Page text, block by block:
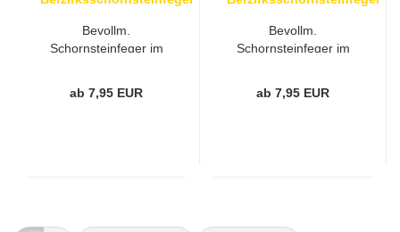
Bevollm.
Schornsteinfeger im
ab 7,95 EUR
Bevollm.
Schornsteinfeger im
schwarz
ab 7,95 EUR